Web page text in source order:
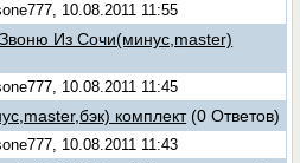
10.08.2011 11:55
Из Сочи(минус,master)
10.08.2011 11:45
комплект (0 Ответов)
10.08.2011 11:43